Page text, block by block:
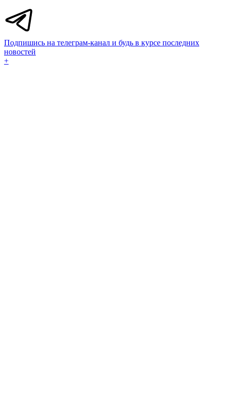
Подпишись на телеграм-канал и будь в курсе последних
новостей
+